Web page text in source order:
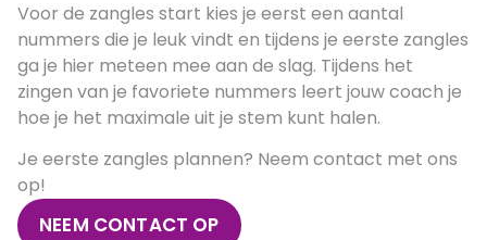
Voor de zangles start kies je eerst een aantal
nummers die je leuk vindt en tijdens je eerste zangles
ga je hier meteen mee aan de slag. Tijdens het
zingen van je favoriete nummers leert jouw coach je
hoe je het maximale uit je stem kunt halen.
Je eerste zangles plannen? Neem contact met ons
op!
NEEM CONTACT OP